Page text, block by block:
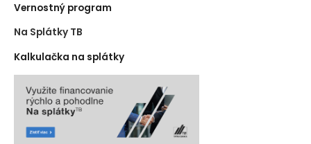
Vernostný program
Na Splátky TB
Kalkulačka na splátky